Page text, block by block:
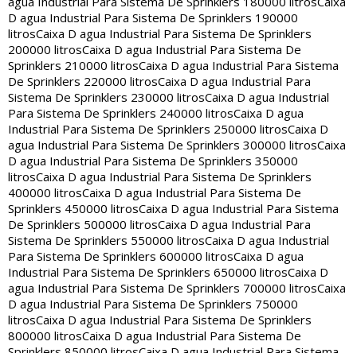
D agua Industrial Para Sistema De Sprinklers 190000
litrosCaixa D agua Industrial Para Sistema De Sprinklers
200000 litrosCaixa D agua Industrial Para Sistema De
Sprinklers 210000 litrosCaixa D agua Industrial Para Sistema
De Sprinklers 220000 litrosCaixa D agua Industrial Para
Sistema De Sprinklers 230000 litrosCaixa D agua Industrial
Para Sistema De Sprinklers 240000 litrosCaixa D agua
Industrial Para Sistema De Sprinklers 250000 litrosCaixa D
agua Industrial Para Sistema De Sprinklers 300000 litrosCaixa
D agua Industrial Para Sistema De Sprinklers 350000
litrosCaixa D agua Industrial Para Sistema De Sprinklers
400000 litrosCaixa D agua Industrial Para Sistema De
Sprinklers 450000 litrosCaixa D agua Industrial Para Sistema
De Sprinklers 500000 litrosCaixa D agua Industrial Para
Sistema De Sprinklers 550000 litrosCaixa D agua Industrial
Para Sistema De Sprinklers 600000 litrosCaixa D agua
Industrial Para Sistema De Sprinklers 650000 litrosCaixa D
agua Industrial Para Sistema De Sprinklers 700000 litrosCaixa
D agua Industrial Para Sistema De Sprinklers 750000
litrosCaixa D agua Industrial Para Sistema De Sprinklers
800000 litrosCaixa D agua Industrial Para Sistema De